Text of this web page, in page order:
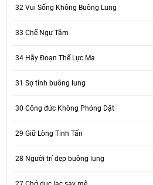
32 Vui Sống Không Buông Lung
33 Chế Ngự Tâm
34 Hãy Đoạn Thế Lực Ma
31 Sợ tính buông lung
30 Công đức Không Phóng Dật
29 Giữ Lòng Tinh Tấn
28 Người trí dẹp buông lung